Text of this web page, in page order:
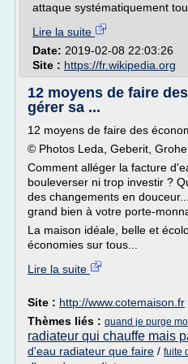
attaque systématiquement
Lire la suite
Date: 2019-02-08 22:03:26
Site : https://fr.wikipedia.org
12 moyens de faire
gérer sa ...
12 moyens de faire des
© Photos Leda, Geberit,
Comment alléger la facture
bouleverser ni trop investir ?
des changements en
grand bien à votre porte-
La maison idéale, belle et
économies sur tous...
Lire la suite
Site : http://www.cotemaison.fr
Thèmes liés : quand je purge
radiateur qui chauffe mais
d'eau radiateur que faire / fuite